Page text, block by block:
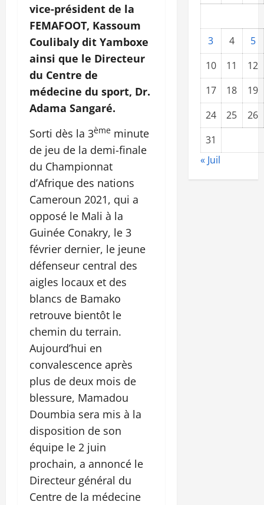
vice-président de la
FEMAFOOT, Kassoum
Coulibaly dit Yamboxe
ainsi que le Directeur
du Centre de
médecine du sport, Dr.
Adama Sangaré.
Sorti dès la 3ème minute
de jeu de la demi-finale
du Championnat
d’Afrique des nations
Cameroun 2021, qui a
opposé le Mali à la
Guinée Conakry, le 3
février dernier, le jeune
défenseur central des
aigles locaux et des
blancs de Bamako
retrouve bientôt le
chemin du terrain.
Aujourd’hui en
convalescence après
plus de deux mois de
blessure, Mamadou
Doumbia sera mis à la
disposition de son
équipe le 2 juin
prochain, a annoncé le
Directeur général du
Centre de la médecine
3 4
5
10
11
12
17
18
19
24
25
26
31
« Juil